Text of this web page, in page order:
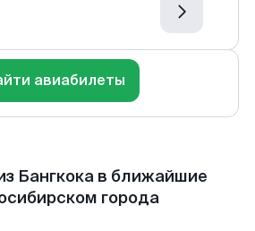
авиабилеты
Бангкока в ближайшие
города